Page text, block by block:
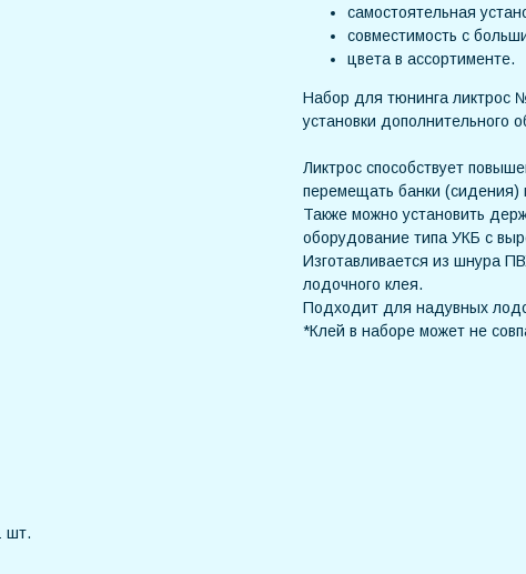
самостоятельная
совместимость с
цвета в ассортименте.
Набор для тюнинга
установки дополнительного
Ликтрос способствует
перемещать банки (сидения)
Также можно установить
оборудование типа УКБ с
Изготавливается из шнура
лодочного клея.
Подходит для надувных
*Клей в наборе может не
шт.